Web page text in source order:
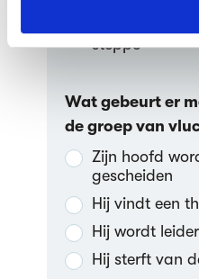
steppe
Wat gebeurt er
de groep van
Zijn hoofd
gescheiden
Hij vindt een
Hij wordt
Hij sterft van